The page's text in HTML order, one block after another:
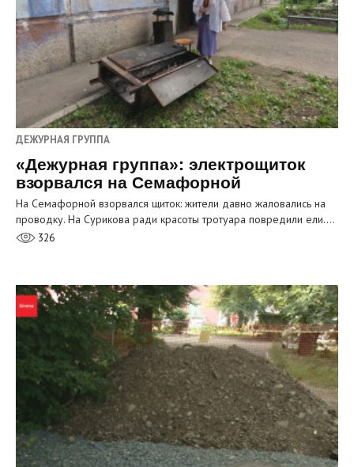
ДЕЖУРНАЯ ГРУППА
«Дежурная группа»: электрощиток
взорвался на Семафорной
На Семафорной взорвался щиток: жители давно жаловались на
проводку. На Сурикова ради красоты тротуара повредили ели.…
326